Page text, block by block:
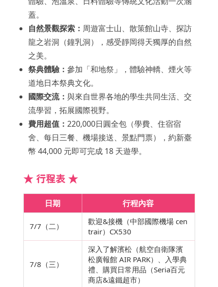
蓋。
自然景觀探索： 周遊富士山、散策館山寺、探訪
龍之岩洞（鐘乳洞），感受靜岡得天獨厚的自然
之美。
祭典體驗：參加「和地祭」，體驗神轎、煙火等
道地日本祭典文化。
國際交流：與來自世界各地的學生共同生活、交
流學習，拓展國際視野。
費用超值：220,000日圓全包（學費、住宿宿
舍、每日三餐、機場接送、景點門票），約新臺
幣 44,000 元即可完成 18 天遊學。
★ 行程表 ★
日期 行程內容
7/7（二）
歡迎&接機（中部國際機場 cen
trair）CX530
7/8（三）
深入了解濱松（航空自衛隊濱
松廣報館 AIR PARK）、入學典
禮、購買日常用品（Seria百元
商店&遠鐵超市）